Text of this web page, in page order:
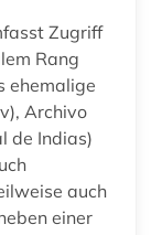
Zugriff
Rang
ehemalige
Archivo
de Indias)
auch
einer